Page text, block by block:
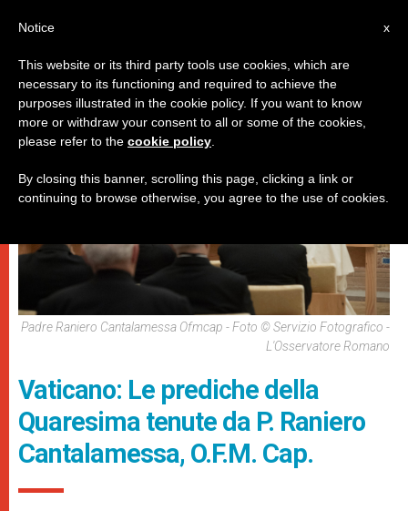
DICASTERI,PAPI,SPIRITUALITÀ E PREGHIERA
Padre Raniero Cantalamessa Ofmcap - Foto © Servizio Fotografico -
L'Osservatore Romano
Vaticano: Le prediche della
Quaresima tenute da P. Raniero
Cantalamessa, O.F.M. Cap.
x
Notice
This website or its third party tools use cookies, which are
necessary to its functioning and required to achieve the
purposes illustrated in the cookie policy. If you want to know
more or withdraw your consent to all or some of the cookies,
please refer to the cookie policy
By closing this banner, scrolling this page, clicking a link or
continuing to browse otherwise, you agree to the use of cookies.